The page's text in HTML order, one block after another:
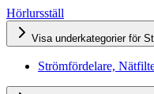
Hörlursställ
Visa underkategorier för
Strömfördelare,